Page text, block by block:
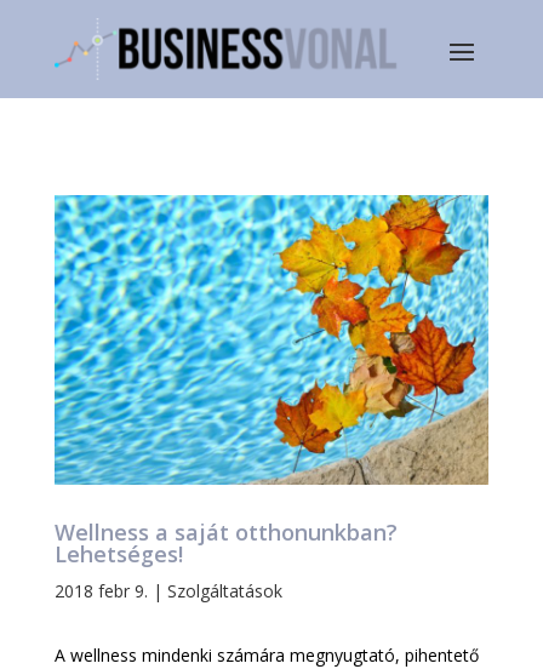
Wellness a saját otthonunkban?
Lehetséges!
2018 febr 9. | Szolgáltatások
A wellness mindenki számára megnyugtató, pihentető